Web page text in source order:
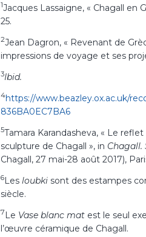
1Jacques Lassaigne, « Chagall en
25.
2Jean Dagron, « Revenant de
impressions de voyage et ses
3Ibid.
4https://www.beazley.ox.ac.uk/
836BA0EC7BA6
5Tamara Karandasheva, « Le
sculpture de Chagall », in Chagall.
Chagall, 27 mai-28 août 2017),
6Les loubki sont des estampes
siècle.
7 Le Vase blanc mat est le seul
l’œuvre céramique de Chagall.